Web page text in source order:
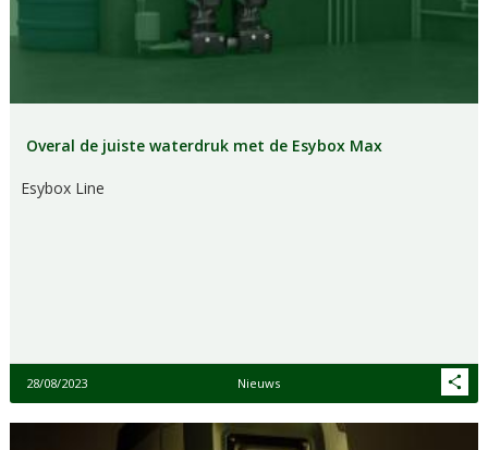
Overal de juiste waterdruk met de Esybox Max
Esybox Line
28/08/2023 Nieuws